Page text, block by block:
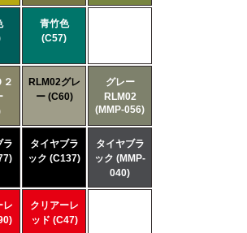
青竹色
(C57)
２
RLM02グレ
ー (C60)
グレー
RLM02
(MMP-056)
ラ
タイヤブラ
ック (C137)
タイヤブラ
ック (MMP-
040)
レ
クリアーレ
ッド (C47)